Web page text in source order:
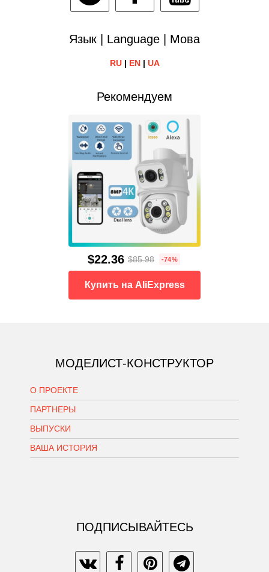
Язык | Language | Мова
RU| EN| UA
Рекомендуем
$22.36 $85.98 -74%
Купить на AliExpress
МОДЕЛИСТ-КОНСТРУКТОР
О ПРОЕКТЕ
ПАРТНЕРЫ
ВЫПУСКИ
ВАША ИСТОРИЯ
ПОДПИСЫВАЙТЕСЬ